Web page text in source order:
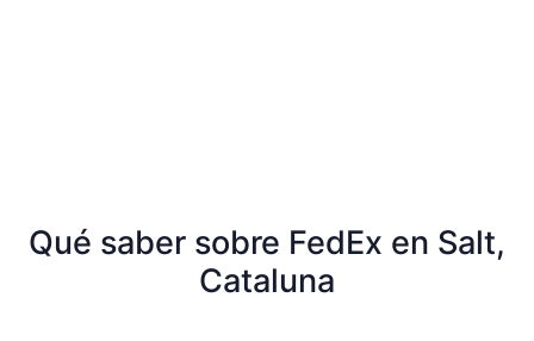
Qué saber sobre FedEx en Salt,
Cataluna